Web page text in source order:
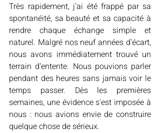
Très rapidement, j'ai été frappé par sa
spontanéité, sa beauté et sa capacité à
rendre chaque échange simple et
naturel. Malgré nos neuf années d'écart,
nous avons immédiatement trouvé un
terrain d'entente. Nous pouvions parler
pendant des heures sans jamais voir le
temps passer. Dès les premières
semaines, une évidence s'est imposée à
nous : nous avions envie de construire
quelque chose de sérieux.